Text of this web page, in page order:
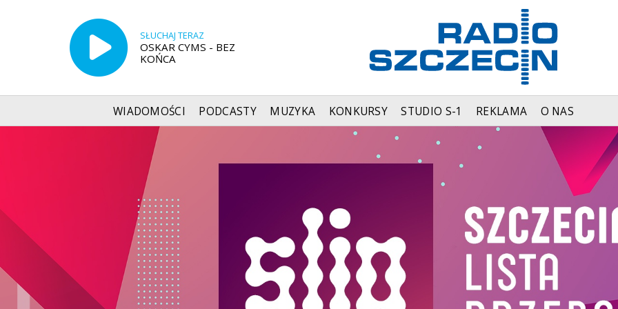
SŁUCHAJ TERAZ
OSKAR CYMS - BEZ
KOŃCA
WIADOMOŚCI PODCASTY MUZYKA KONKURSY STUDIO S-1 REKLAMA O NAS